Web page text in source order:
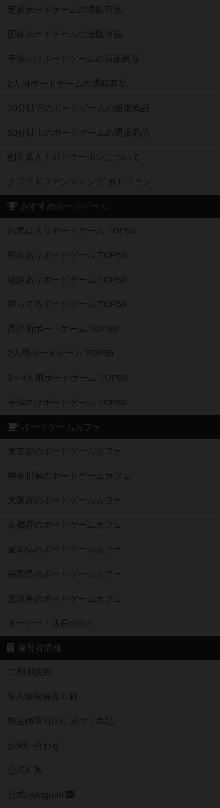
定番ボードゲームの通販商品
国産ボードゲームの通販商品
子供向けボードゲームの通販商品
2人用ボードゲームの通販商品
20分以下のボードゲームの通販商品
60分以上のボードゲームの通販商品
割引購入！ボドクーポンについて
クラウドファンディング ボドファン
おすすめボードゲーム
お気に入りボードゲーム TOP50
興味ありボードゲーム TOP50
経験ありボードゲーム TOP50
持ってるボードゲーム TOP50
高評価ボードゲーム TOP50
2人用ボードゲーム TOP50
3～4人用ボードゲーム TOP50
子供向けボードゲーム TOP50
ボードゲームカフェ
東京都のボードゲームカフェ
神奈川県のボードゲームカフェ
大阪府のボードゲームカフェ
京都府のボードゲームカフェ
愛知県のボードゲームカフェ
福岡県のボードゲームカフェ
北海道のボードゲームカフェ
オーナー・店長の方へ
運営者情報
ご利用規約
個人情報保護方針
特定商取引法に基づく表記
お問い合わせ
公式X
公式instagram